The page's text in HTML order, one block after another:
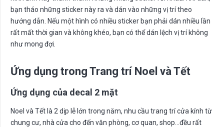
bạn tháo những sticker này ra và dán vào những vị trí theo
hướng dẫn. Nếu một hình có nhiều sticker bạn phải dán nhiều lần
rất mất thời gian và không khéo, bạn có thể dán lệch vị trí không
như mong đợi.
Ứng dụng trong Trang trí Noel và Tết
Ứng dụng của decal 2 mặt
Noel và Tết là 2 dịp lễ lớn trong năm, nhu cầu trang trí cửa kính từ
chung cư, nhà cửa cho đến văn phòng, cơ quan, shop…đều rất